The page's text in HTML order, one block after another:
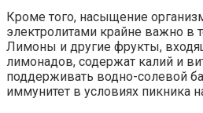
Кроме того, насыщение
электролитами крайне важно в
Лимоны и другие фрукты,
лимонадов, содержат калий и
поддерживать водно-солевой
иммунитет в условиях пикника